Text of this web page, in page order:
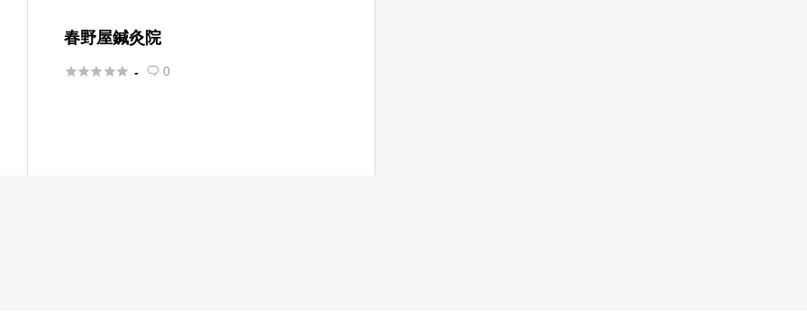
春野屋鍼灸院
 -  0